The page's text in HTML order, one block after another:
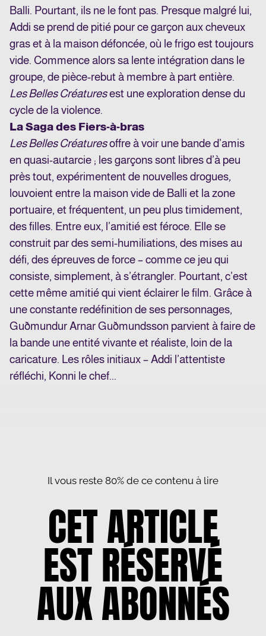
Balli. Pourtant, ils ne le font pas. Presque malgré lui,
Addi se prend de pitié pour ce garçon aux cheveux
gras et à la maison défoncée, où le frigo est toujours
vide. Commence alors sa lente intégration dans le
groupe, de pièce-rebut à membre à part entière.
Les Belles Créaturesest une exploration dense du
cycle de la violence.
La Saga des Fiers-à-bras
Les Belles Créaturesoffre à voir une bande d’amis
en quasi-autarcie ; les garçons sont libres d’à peu
près tout, expérimentent de nouvelles drogues,
louvoient entre la maison vide de Balli et la zone
portuaire, et fréquentent, un peu plus timidement,
des filles. Entre eux, l’amitié est féroce. Elle se
construit par des semi-humiliations, des mises au
défi, des épreuves de force – comme ce jeu qui
consiste, simplement, à s’étrangler. Pourtant, c’est
cette même amitié qui vient éclairer le film. Grâce à
une constante redéfinition de ses personnages,
Guðmundur Arnar Guðmundsson parvient à faire de
la bande une entité vivante et réaliste, loin de la
caricature. Les rôles initiaux – Addi l’attentiste
réfléchi, Konni le chef...
Il vous reste 80% de ce contenu à lire
CET ARTICLE
EST RÉSERVÉ
AUX ABONNÉS